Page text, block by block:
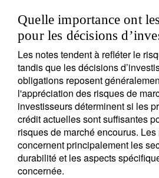
Quelle importance ont
pour les décisions
Les notes tendent à refléter le
tandis que les décisions
obligations reposent
l'appréciation des risques de
investisseurs déterminent si les
crédit actuelles sont suffisantes
risques de marché encourus.
concernent principalement les
durabilité et les aspects
concernée.